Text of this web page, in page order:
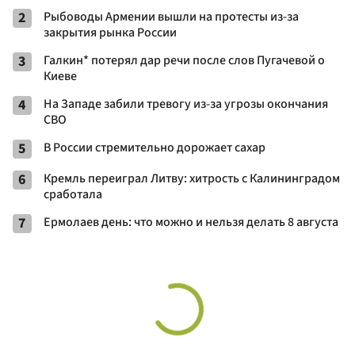
2
Рыбоводы Армении вышли на протесты из-за
закрытия рынка России
3
Галкин* потерял дар речи после слов Пугачевой о
Киеве
4
На Западе забили тревогу из-за угрозы окончания
СВО
5 В России стремительно дорожает сахар
6
Кремль переиграл Литву: хитрость с Калининградом
сработала
7 Ермолаев день: что можно и нельзя делать 8 августа